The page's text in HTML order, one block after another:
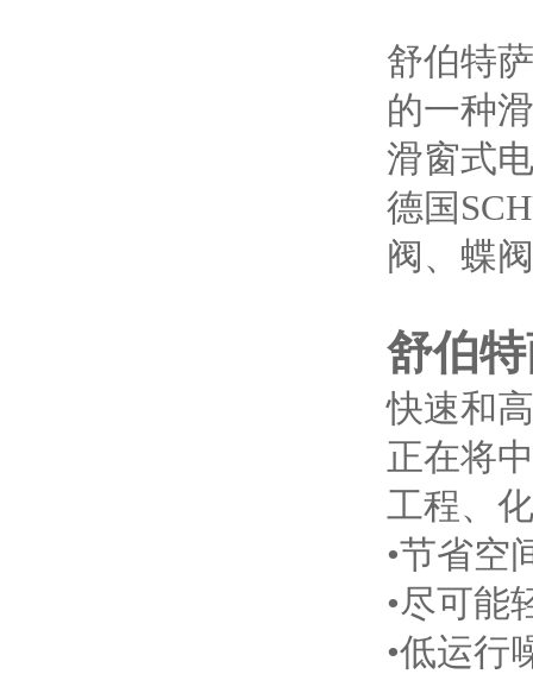
舒伯特
的一种
滑窗式
德国
阀、蝶
舒伯
快速和
正在将
工程、
•节省空
•尽可能
•低运行